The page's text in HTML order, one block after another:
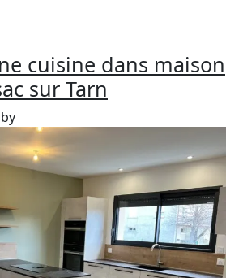
cuisine dans maison
sur Tarn
by